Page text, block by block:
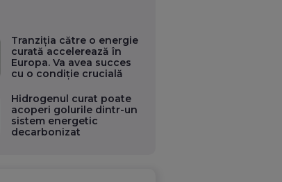
Tranziția către o energie
curată accelerează în
Europa. Va avea succes
cu o condiție crucială
Hidrogenul curat poate
acoperi golurile dintr-un
sistem energetic
decarbonizat